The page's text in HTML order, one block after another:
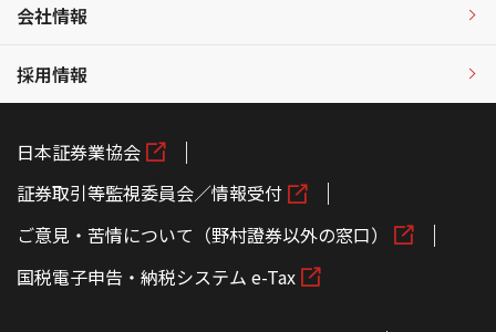
会社情報
採用情報
日本証券業協会
証券取引等監視委員会／情報受付
ご意見・苦情について（野村證券以外の窓口）
国税電子申告・納税システム e-Tax